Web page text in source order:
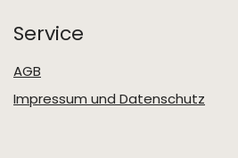
Service
AGB
Impressum und Datenschutz